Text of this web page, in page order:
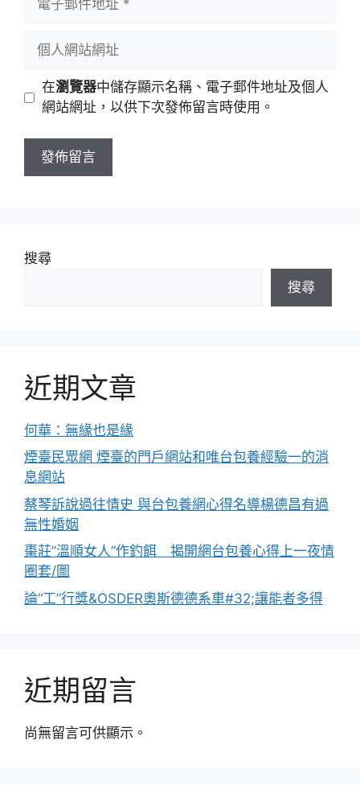
址
站
址
在瀏覽器中儲存顯示名稱、電子郵件地址及個人
網站網址，以供下次發佈留言時使用。
搜尋
搜尋
近期文章
何華：無緣也是緣
煙臺民眾網 煙臺的門戶網站和唯台包養經驗一的消
息網站
蔡琴訴說過往情史 與台包養網心得名導楊德昌有過
無性婚姻
棗莊”溫順女人”作釣餌 揭開網台包養心得上一夜情
圈套/圖
論“工”行獎&OSDER奧斯德德系車#32;讓能者多得
近期留言
尚無留言可供顯示。